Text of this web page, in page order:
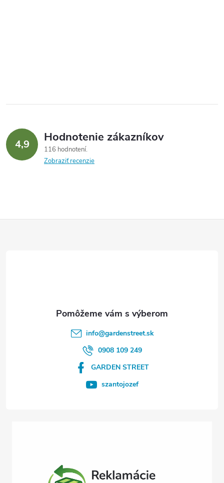
4,9 Hodnotenie zákazníkov
116 hodnotení
Zobraziť recenzie
info@gardenstreet.sk
0908 109 249
GARDEN STREET
szantojozef